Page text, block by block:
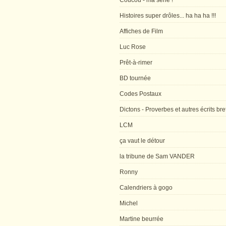
Histoires super drôles... ha ha ha !!!
Affiches de Film
Luc Rose
Prêt-à-rimer
BD tournée
Codes Postaux
Dictons - Proverbes et autres écrits
LCM
ça vaut le détour
la tribune de Sam VANDER
Ronny
Calendriers à gogo
Michel
Martine beurrée